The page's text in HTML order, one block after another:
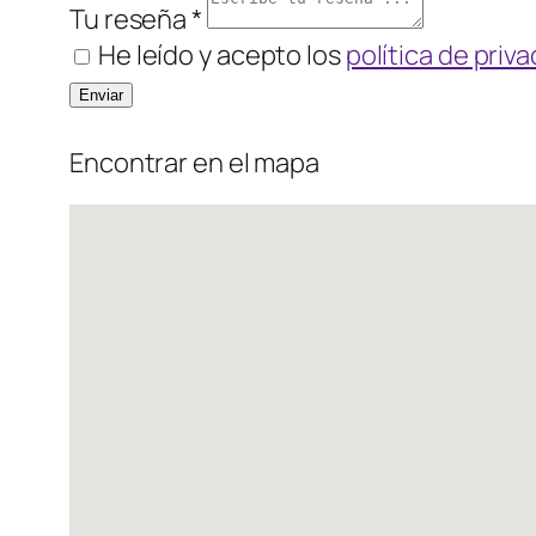
Tu reseña *
He leído y acepto lospolítica de
Encontrar en el mapa